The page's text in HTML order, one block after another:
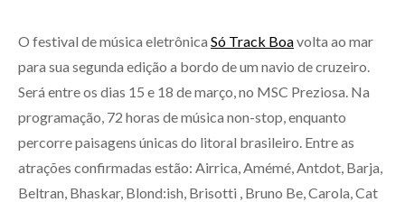
O festival de música eletrônica Só Track Boavolta ao mar
para sua segunda edição a bordo de um navio de cruzeiro.
Será entre os dias 15 e 18 de março, no MSC Preziosa. Na
programação, 72 horas de música non-stop, enquanto
percorre paisagens únicas do litoral brasileiro. Entre as
atrações confirmadas estão: Airrica, Amémé, Antdot, Barja,
Beltran, Bhaskar, Blond:ish, Brisotti , Bruno Be, Carola, Cat